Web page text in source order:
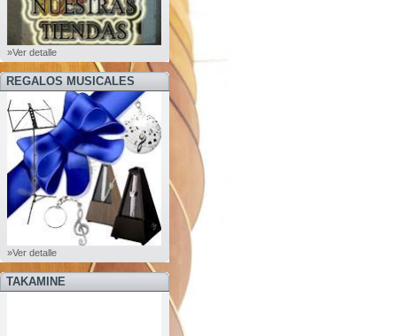
»Ver detalle
REGALOS MUSICALES
»Ver detalle
TAKAMINE